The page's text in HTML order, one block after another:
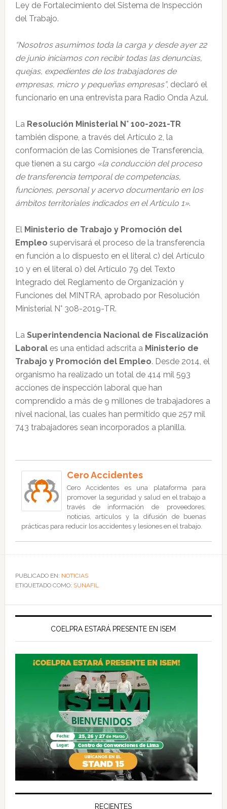
Ley de Fortalecimiento del Sistema de Inspección
del Trabajo.
“Nosotros asumimos toda la carga y desde ayer 22
de junio iniciamos con recibir todas las denuncias,
quejas, expedientes de los trabajadores de
empresas, micro y pequeñas empresas”, declaró el
funcionario en una entrevista para Radio Onda Azul.
La Resolución Ministerial N° 100-2021-TR
también dispone, a través del Artículo 2, la
conformación de las Comisiones de Transferencia,
que tienen a su cargo «la conducción del proceso
de transferencia temporal de competencias,
funciones, personal y acervo documentario en los
ámbitos territoriales indicados en el Artículo 1».
El Ministerio de Trabajo y Promoción del
Empleo supervisará el proceso de la transferencia
en función a lo dispuesto en el literal c) del Artículo
10 y en el literal o) del Artículo 79 del Texto
Integrado del Reglamento de Organización y
Funciones del MINTRA, aprobado por Resolución
Ministerial N° 308-2019-TR.
La Superintendencia Nacional de Fiscalización
Laborales una entidad adscrita a Ministerio de
Trabajo y Promoción del Empleo. Desde 2014, el
organismo ha realizado un total de 414 mil 593
acciones de inspección laboral que han
comprendido a más de 9 millones de trabajadores a
nivel nacional, las cuales han permitido que 257 mil
743 trabajadores sean incorporados a planilla.
Cero Accidentes
Cero Accidentes es una plataforma para
promover la seguridad y salud en el trabajo a
través de información de proveedores,
noticias, artículos y la difusión de buenas
prácticas para reducir los accidentes y lesiones en el trabajo.
PUBLICADO EN: NOTICIAS
ETIQUETADO COMO: SUNAFIL
COELPRA ESTARÁ PRESENTE EN ISEM
RECIENTES